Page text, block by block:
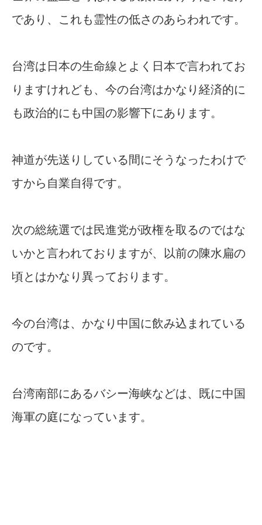
であり、これも霊性の低さのあらわれです。
台湾は日本の生命線とよく日本で言われてお
りますけれども、今の台湾はかなり経済的に
も政治的にも中国の影響下にあります。
神道が先送りしている間にそうなったわけで
すから自業自得です。
次の総統選では民進党が政権を取るのではな
いかと言われておりますが、以前の陳水扁の
頃とはかなり異っております。
今の台湾は、かなり中国に飲み込まれている
のです。
台湾南部にあるバシー海峡などは、既に中国
海軍の庭になっています。